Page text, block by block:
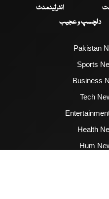
انٹرٹینمنٹ
دلچسپ و عجیب
Pakistan
Sports
Business
Tech
Health
Hum